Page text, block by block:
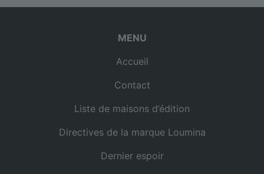
MENU
Accueil
Contact
Liste de maisons d’édition
Directives de la marque Loumina
Dernier espoir